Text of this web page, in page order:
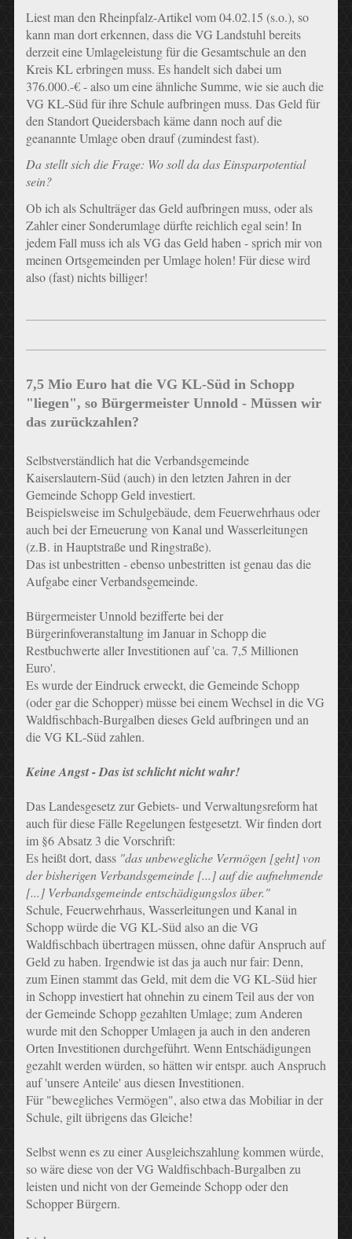
Liest man den Rheinpfalz-Artikel vom 04.02.15 (s.o.), so
kann man dort erkennen, dass die VG Landstuhl bereits
derzeit eine Umlageleistung für die Gesamtschule an den
Kreis KL erbringen muss. Es handelt sich dabei um
376.000.-€ - also um eine ähnliche Summe, wie sie auch die
VG KL-Süd für ihre Schule aufbringen muss. Das Geld für
den Standort Queidersbach käme dann noch auf die
geanannte Umlage oben drauf (zumindest fast).
Da stellt sich die Frage: Wo soll da das Einsparpotential
sein?
Ob ich als Schulträger das Geld aufbringen muss, oder als
Zahler einer Sonderumlage dürfte reichlich egal sein! In
jedem Fall muss ich als VG das Geld haben - sprich mir von
meinen Ortsgemeinden per Umlage holen! Für diese wird
also (fast) nichts billiger!
7,5 Mio Euro hat die VG KL-Süd in Schopp
"liegen", so Bürgermeister Unnold - Müssen wir
das zurückzahlen?
Selbstverständlich hat die Verbandsgemeinde
Kaiserslautern-Süd (auch) in den letzten Jahren in der
Gemeinde Schopp Geld investiert.
Beispielsweise im Schulgebäude, dem Feuerwehrhaus oder
auch bei der Erneuerung von Kanal und Wasserleitungen
(z.B. in Hauptstraße und Ringstraße).
Das ist unbestritten - ebenso unbestritten ist genau das die
Aufgabe einer Verbandsgemeinde.
Bürgermeister Unnold bezifferte bei der
Bürgerinfoveranstaltung im Januar in Schopp die
Restbuchwerte aller Investitionen auf 'ca. 7,5 Millionen
Euro'.
Es wurde der Eindruck erweckt, die Gemeinde Schopp
(oder gar die Schopper) müsse bei einem Wechsel in die VG
Waldfischbach-Burgalben dieses Geld aufbringen und an
die VG KL-Süd zahlen.
Keine Angst - Das ist schlicht nicht wahr!
Das Landesgesetz zur Gebiets- und Verwaltungsreform hat
auch für diese Fälle Regelungen festgesetzt. Wir finden dort
im §6 Absatz 3 die Vorschrift:
Es heißt dort, dass "das unbewegliche Vermögen [geht] von
der bisherigen Verbandsgemeinde [...] auf die aufnehmende
[...] Verbandsgemeinde entschädigungslos über."
Schule, Feuerwehrhaus, Wasserleitungen und Kanal in
Schopp würde die VG KL-Süd also an die VG
Waldfischbach übertragen müssen, ohne dafür Anspruch auf
Geld zu haben. Irgendwie ist das ja auch nur fair: Denn,
zum Einen stammt das Geld, mit dem die VG KL-Süd hier
in Schopp investiert hat ohnehin zu einem Teil aus der von
der Gemeinde Schopp gezahlten Umlage; zum Anderen
wurde mit den Schopper Umlagen ja auch in den anderen
Orten Investitionen durchgeführt. Wenn Entschädigungen
gezahlt werden würden, so hätten wir entspr. auch Anspruch
auf 'unsere Anteile' aus diesen Investitionen.
Für "bewegliches Vermögen", also etwa das Mobiliar in der
Schule, gilt übrigens das Gleiche!
Selbst wenn es zu einer Ausgleichszahlung kommen würde,
so wäre diese von der VG Waldfischbach-Burgalben zu
leisten und nicht von der Gemeinde Schopp oder den
Schopper Bürgern.